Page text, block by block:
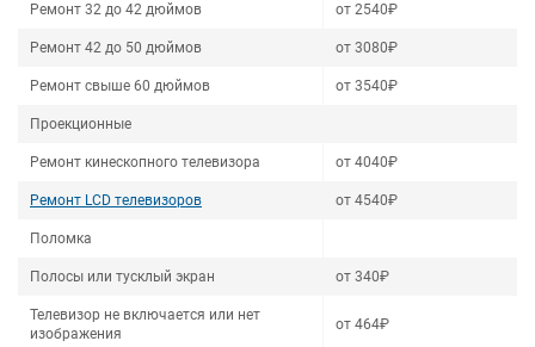
Ремонт 32 до 42 дюймов от 2540₽
Ремонт 42 до 50 дюймов от 3080₽
Ремонт свыше 60 дюймов от 3540₽
Проекционные
Ремонт кинескопного телевизора от 4040₽
Ремонт LCD телевизоров от 4540₽
Поломка
Полосы или тусклый экран от 340₽
Телевизор не включается или нет
изображения
от 464₽